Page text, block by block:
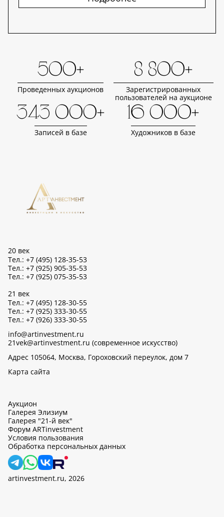
500+
Проведенных аукционов
8 800+
Зарегистрированных
пользователей на аукционе
343 000+
Записей в базе
16 000+
Художников в базе
20 век
Тел.: +7 (495) 128-35-53
Тел.: +7 (925) 905-35-53
Тел.: +7 (925) 075-35-53
21 век
Тел.: +7 (495) 128-30-55
Тел.: +7 (925) 333-30-55
Тел.: +7 (926) 333-30-55
info@artinvestment.ru
21vek@artinvestment.ru (современное искусство)
Адрес 105064, Москва, Гороховский переулок, дом 7
Карта сайта
Аукцион
Галерея Элизиум
Галерея "21-й век"
Форум ARTinvestment
Условия пользования
Обработка персональных данных
artinvestment.ru, 2026